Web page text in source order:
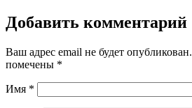
Добавить комментарий
Ваш адрес email не будет опубликован.
помечены *
Имя *